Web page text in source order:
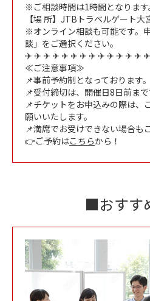
※ご相談時間は1時間となります
【場 所】JTBトラベルゲート大
※オンライン相談も可能です。
談」をご選択ください。
✈ ✈ ✈ ✈ ✈ ✈ ✈ ✈ ✈ ✈ ✈ ✈ ✈
≪ご注意事項≫
📌事前予約制となっております。
📌受付締切は、開催日8日前まで
📌チケットをお申込みの際は、
願いいたします。
📌満席でお受けできない場合も
👉ご予約はこちらから！
■おすす